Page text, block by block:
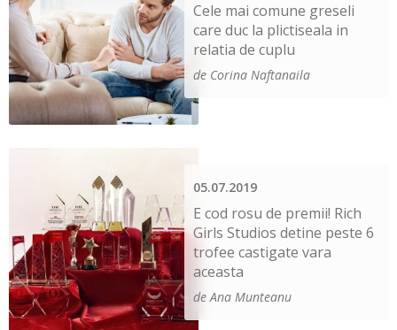
Cele mai comune greseli
care duc la plictiseala in
relatia de cuplu
de Corina Naftanaila
05.07.2019
E cod rosu de premii! Rich
Girls Studios detine peste 6
trofee castigate vara
aceasta
de Ana Munteanu